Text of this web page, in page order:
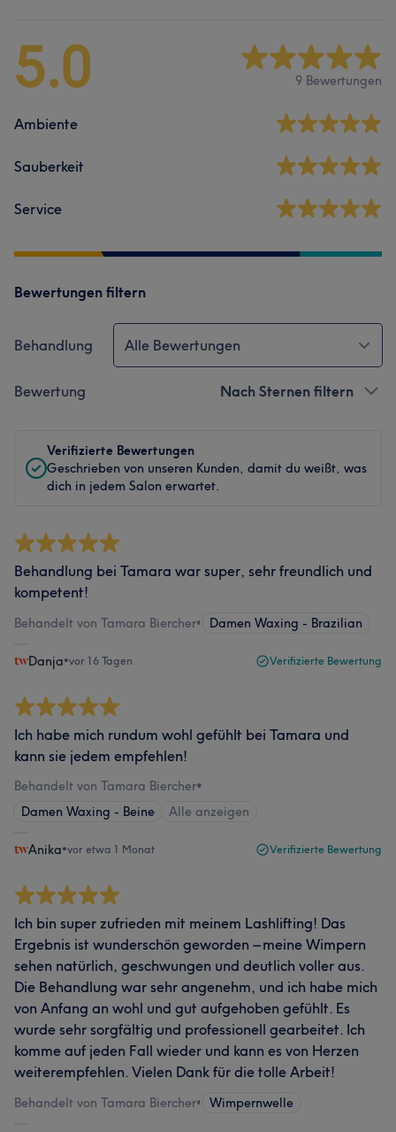
5.0 9 Bewertungen
Ambiente
Sauberkeit
Service
Bewertungen filtern
Behandlung Alle Bewertungen
Bewertung Nach Sternen filtern
Verifizierte Bewertungen
Geschrieben von unseren Kunden, damit du weißt, was
dich in jedem Salon erwartet.
Behandlung bei Tamara war super, sehr freundlich und
kompetent!
Behandelt von Tamara Biercher• Damen Waxing - Brazilian
Danja•vor 16 Tagen Verifizierte Bewertung
Ich habe mich rundum wohl gefühlt bei Tamara und
kann sie jedem empfehlen!
Behandelt von Tamara Biercher•
Damen Waxing - Beine
Alle anzeigen
Anika•vor etwa 1 Monat Verifizierte Bewertung
Ich bin super zufrieden mit meinem Lashlifting! Das
Ergebnis ist wunderschön geworden – meine Wimpern
sehen natürlich, geschwungen und deutlich voller aus.
Die Behandlung war sehr angenehm, und ich habe mich
von Anfang an wohl und gut aufgehoben gefühlt. Es
wurde sehr sorgfältig und professionell gearbeitet. Ich
komme auf jeden Fall wieder und kann es von Herzen
weiterempfehlen. Vielen Dank für die tolle Arbeit!
Behandelt von Tamara Biercher• Wimpernwelle